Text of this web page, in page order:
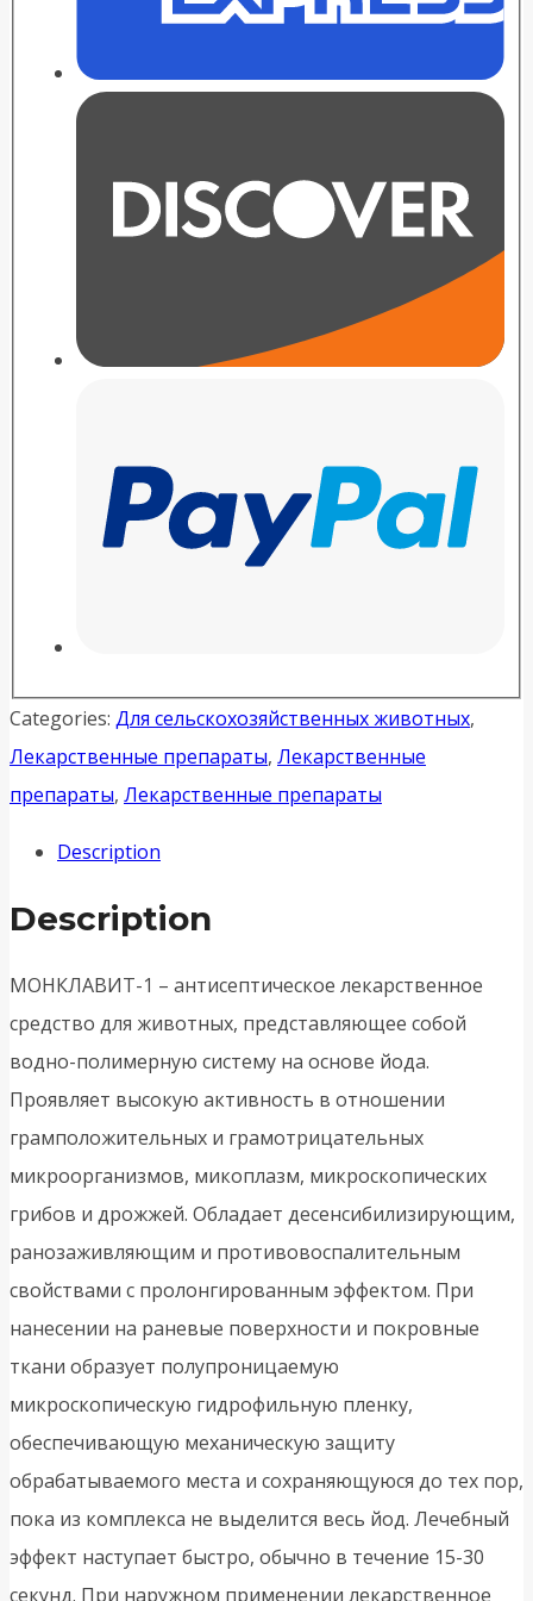
Categories: Для сельскохозяйственных животных,
Лекарственные препараты, Лекарственные
препараты, Лекарственные препараты
Description
Description
МОНКЛАВИТ-1 – антисептическое лекарственное
средство для животных, представляющее собой
водно-полимерную систему на основе йода.
Проявляет высокую активность в отношении
грамположительных и грамотрицательных
микроорганизмов, микоплазм, микроскопических
грибов и дрожжей. Обладает десенсибилизирующим,
ранозаживляющим и противовоспалительным
свойствами с пролонгированным эффектом. При
нанесении на раневые поверхности и покровные
ткани образует полупроницаемую
микроскопическую гидрофильную пленку,
обеспечивающую механическую защиту
обрабатываемого места и сохраняющуюся до тех пор,
пока из комплекса не выделится весь йод. Лечебный
эффект наступает быстро, обычно в течение 15-30
секунд. При наружном применении лекарственное